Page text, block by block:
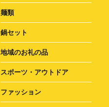
麺類
鍋セット
地域のお礼の品
スポーツ・アウトドア
ファッション